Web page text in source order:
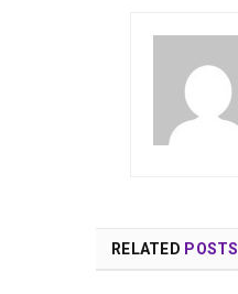
RELATED POSTS